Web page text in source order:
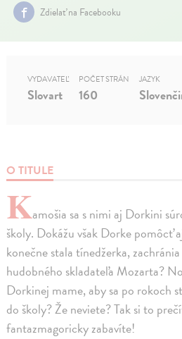
Zdielať na Facebooku
O TITULE
Kamošia sa s nimi aj Dorkini
školy. Dokážu však Dorke pomôcť
konečne stala tínedžerka,
hudobného skladateľa Mozarta?
Dorkinej mame, aby sa po rokoch
do školy? Že neviete? Tak si to
fantazmagoricky zabavíte!
VYDAVATEĽ
Slovart
POČET STRÁN
160
JAZYK